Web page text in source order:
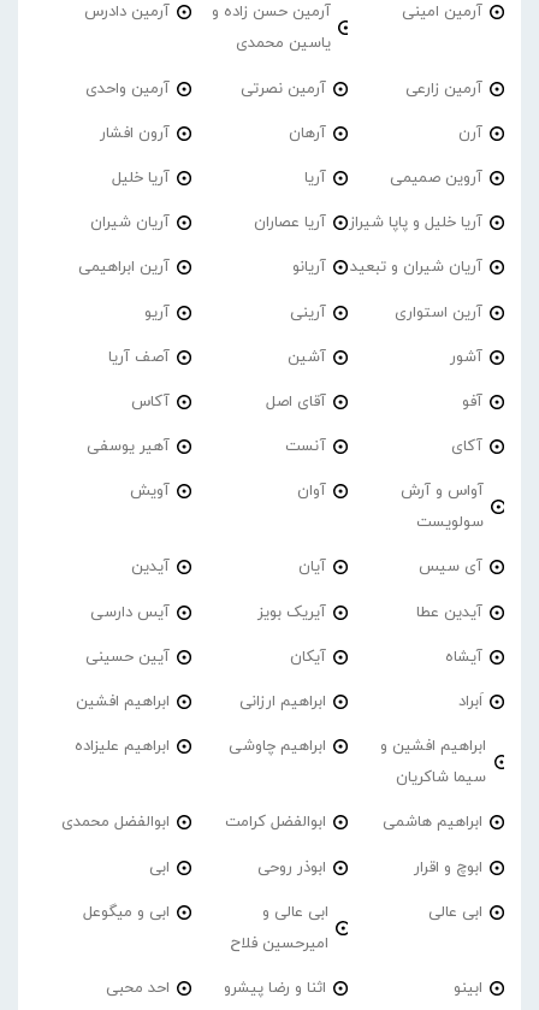
آرمین امینی
آرمین حسن زاده و
یاسین محمدی
آرمین دادرس
آرمین زارعی آرمین نصرتی آرمین واحدی
آرن آرهان آرون افشار
آروین صمیمی آریا آریا خلیل
آریا خلیل و پاپا شیراز آریا عصاران آریان شیران
آریان شیران و تبعید آریانو آرین ابراهیمی
آرین استواری آرینی آریو
آشور آشین آصف آریا
آفو آقای اصل آکاس
آکای آنست آهیر یوسفی
آواس و آرش
سولویست
آوان آویش
آی سیس آیان آیدین
آیدین عطا آیریک بویز آیس دارسی
آیشاه آیکان آیین حسینی
اَبراد ابراهیم ارزانی ابراهیم افشین
ابراهیم افشین و
سیما شاکریان
ابراهیم چاوشی ابراهیم علیزاده
ابراهیم هاشمی ابوالفضل کرامت ابوالفضل محمدی
ابوچ و اقرار ابوذر روحی ابی
ابی عالی
ابی عالی و
امیرحسین فلاح
ابی و میگوعل
ابینو اثنا و رضا پیشرو احد محبی